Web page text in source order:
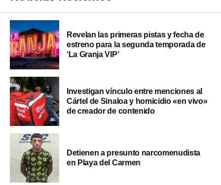
Revelan las primeras pistas y fecha de
estreno para la segunda temporada de
‘La Granja VIP’
Investigan vínculo entre menciones al
Cártel de Sinaloa y homicidio «en vivo»
de creador de contenido
Detienen a presunto narcomenudista
en Playa del Carmen